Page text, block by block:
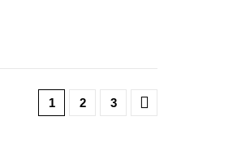
1 2 3